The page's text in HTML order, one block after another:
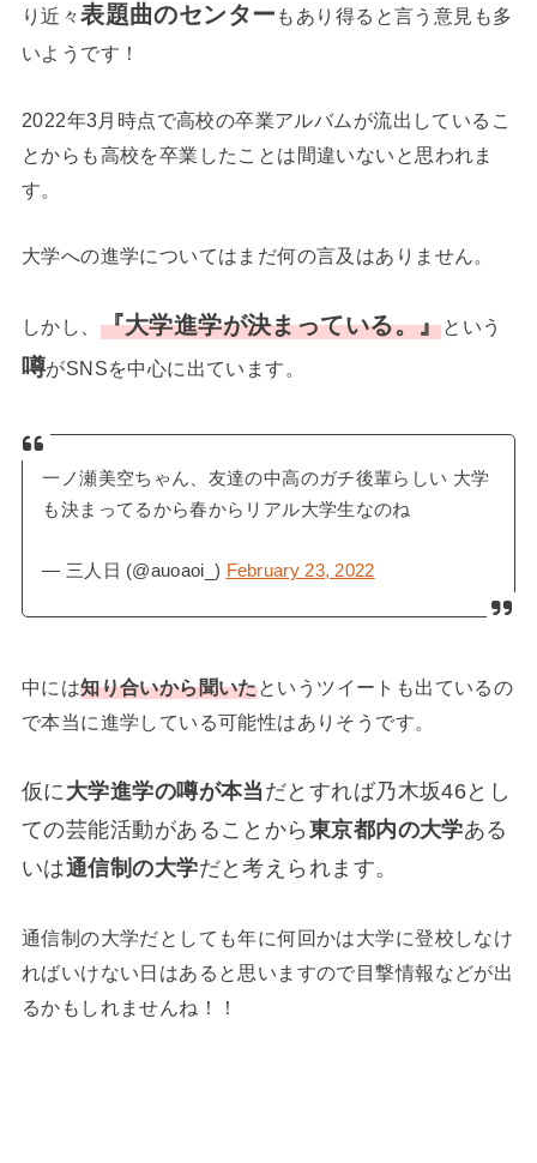
り近々表題曲のセンター もあり得ると言う意見も多
いようです！
2022年3月時点で高校の卒業アルバムが流出しているこ
とからも高校を卒業したことは間違いないと思われま
す。
大学への進学についてはまだ何の言及はありません。
しかし、 『大学進学が決まっている。』という
噂がSNSを中心に出ています。
一ノ瀬美空ちゃん、友達の中高のガチ後輩らしい 大学
も決まってるから春からリアル大学生なのね
— 三人日 (@auoaoi_) February 23, 2022
中には知り合いから聞いたというツイートも出ているの
で本当に進学している可能性はありそうです。
仮に 大学進学の噂が本当 だとすれば乃木坂46とし
ての芸能活動があることから 東京都内の大学ある
いは通信制の大学だと考えられます。
通信制の大学だとしても年に何回かは大学に登校しなけ
ればいけない日はあると思いますので目撃情報などが出
るかもしれませんね！！